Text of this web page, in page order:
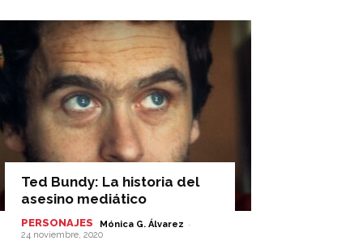
Ted Bundy: La historia del
asesino mediático
PERSONAJES Mónica G. Álvarez -
24 noviembre, 2020